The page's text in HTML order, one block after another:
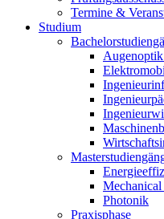
Termine &
Studium
Photonik
Praxisphase